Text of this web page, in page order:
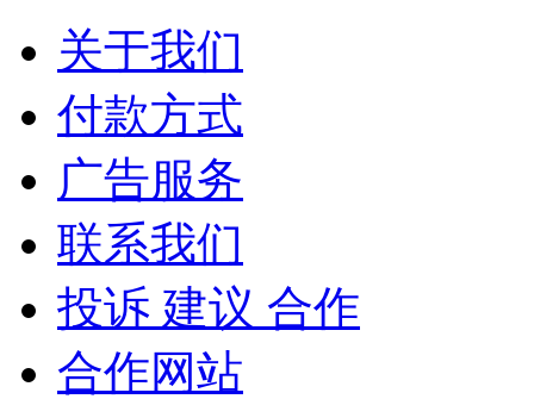
关于我们
付款方式
广告服务
联系我们
投诉 建议 合作
合作网站